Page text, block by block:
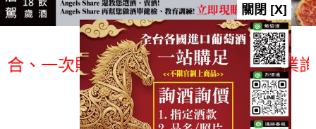
次購足」各國進口酒類商品 專業詢(
總覽-促銷&活動
關閉 [X]